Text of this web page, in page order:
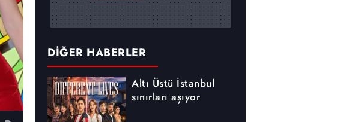
DİĞER HABERLER
Altı Üstü İstanbul
sınırları aşıyor